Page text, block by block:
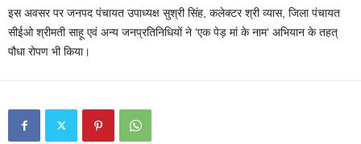
इस अवसर पर जनपद पंचायत उपाध्यक्ष सुश्री सिंह, कलेक्टर श्री व्यास, जिला पंचायत
सीईओ श्रीमती साहू एवं अन्य जनप्रतिनिधियों ने ‘एक पेड़ मां के नाम‘ अभियान के तहत्
पौधा रोपण भी किया।